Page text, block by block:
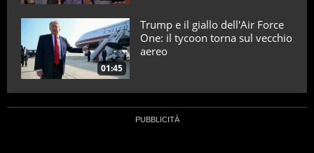
01:45
Trump e il giallo dell'Air Force
One: il tycoon torna sul vecchio
aereo